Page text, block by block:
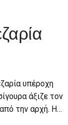
υπέροχη
άξιζε τον
την αρχή. Η…